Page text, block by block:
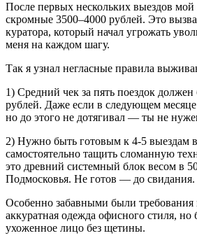
После первых нескольких выездов мой
скромные 3500–4000 рублей. Это
куратора, который начал угрожать
меня на каждом шагу.
Так я узнал негласные правила
1) Средний чек за пять поездок
рублей. Даже если в следующем
но до этого не дотягивал — ты не
2) Нужно быть готовым к 4-5 выездам
самостоятельно тащить сломанную
это древний системный блок весом в
Подмосковья. Не готов — до свидания.
Особенно забавными были
аккуратная одежда офисного стиля, но
ухоженное лицо без щетины.